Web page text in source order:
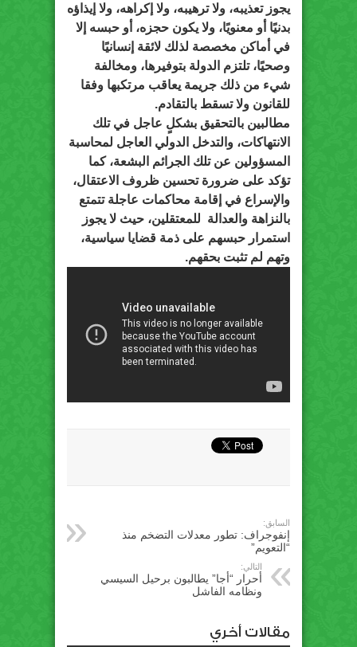
يجوز تعذيبه، ولا ترهيبه، ولا إكراهه، ولا إيذاؤه
بدنيًا أو معنويًا، ولا يكون حجزه، أو حبسه إلا
في أماكن مخصصة لذلك لائقة إنسانيًا
وصحيًا، تلتزم الدولة بتوفيرها، ومخالفة
شيء من ذلك جريمة يعاقب مرتكبها وفقا
للقانون ولا تسقط بالتقادم.
مطالبين بالتحقيق بشكلٍ عاجل في تلك
الانتهاكات، والتدخل الدولي العاجل لمحاسبة
المسؤولين عن تلك الجرائم البشعة، كما
تؤكد على ضرورة تحسين ظروف الاعتقال،
والإسراع في إقامة محاكمات عاجلة تتمتع
بالنزاهة والعدالة للمعتقلين، حيث لا يجوز
استمرار حبسهم على ذمة قضايا سياسية،
وتهم لم تثبت بحقهم.
السابق:
إنفوجراف: تطور معدلات التضخم منذ
“التعويم”
التالي:
أحرار “أجا” يطالبون برحيل السيسي
ونظامه الفاشل
مقالات أخري